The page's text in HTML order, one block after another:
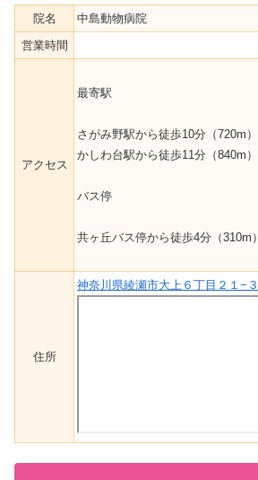
院名
中島動物病院
営業時間
アクセス
最寄駅
さがみ野駅から徒歩10分（720m）
かしわ台駅から徒歩11分（840m）
バス停
共ヶ丘バス停から徒歩4分（310m）
住所
神奈川県綾瀬市大上６丁目２１−３